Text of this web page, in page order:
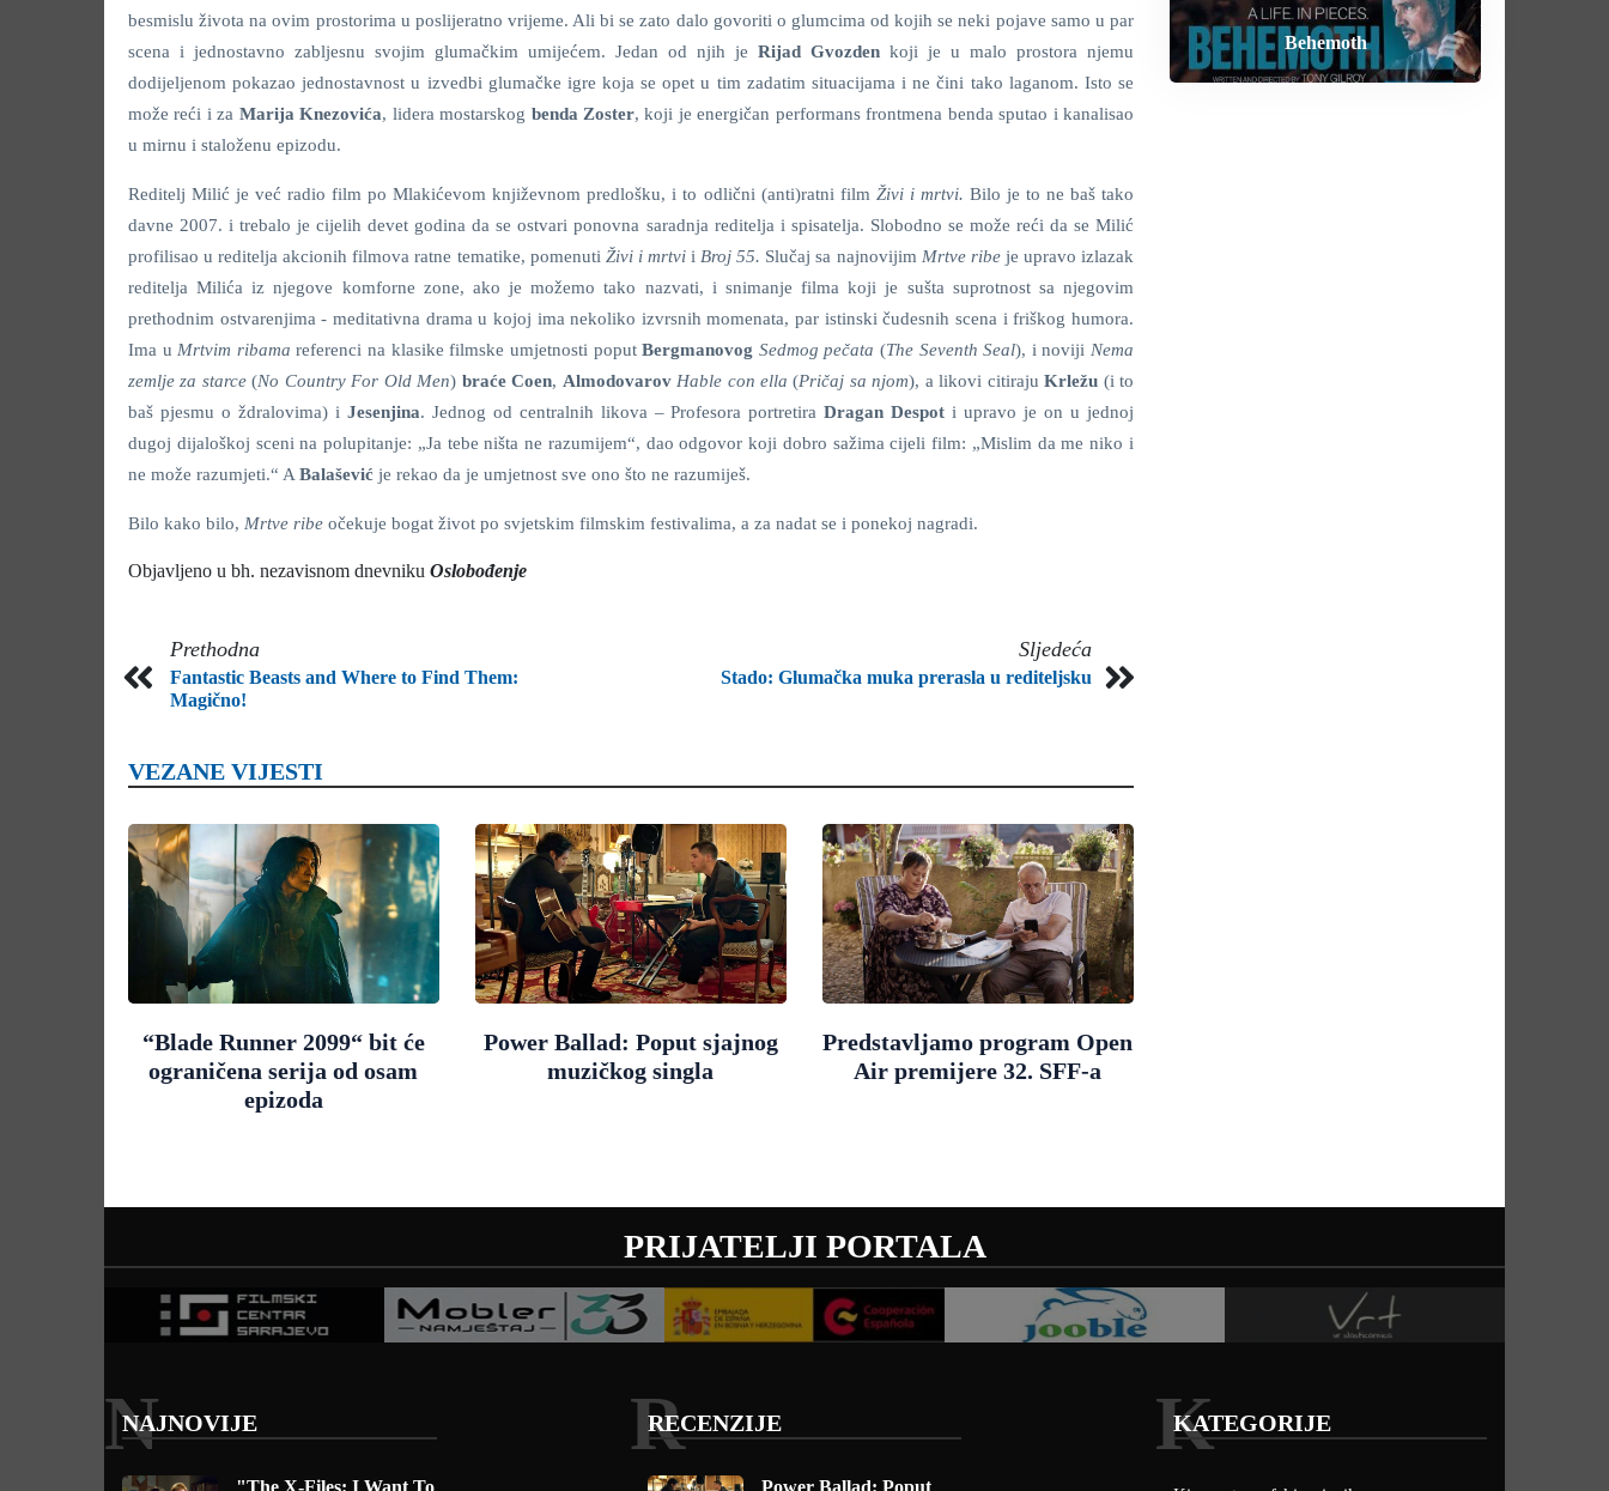
besmislu života na ovim prostorima u poslijeratno vrijeme. Ali bi se zato dalo govoriti o glumcima od kojih se neki pojave samo u par
scena i jednostavno zabljesnu svojim glumačkim umijećem. Jedan od njih je Rijad Gvozden koji je u malo prostora njemu
dodijeljenom pokazao jednostavnost u izvedbi glumačke igre koja se opet u tim zadatim situacijama i ne čini tako laganom. Isto se
može reći i za Marija Knezovića, lidera mostarskog benda Zoster, koji je energičan performans frontmena benda sputao i kanalisao
u mirnu i staloženu epizodu.
Reditelj Milić je već radio film po Mlakićevom književnom predlošku, i to odlični (anti)ratni film Živi i mrtvi. Bilo je to ne baš tako
davne 2007. i trebalo je cijelih devet godina da se ostvari ponovna saradnja reditelja i spisatelja. Slobodno se može reći da se Milić
profilisao u reditelja akcionih filmova ratne tematike, pomenuti Živi i mrtvii Broj 55. Slučaj sa najnovijim Mrtve ribe je upravo izlazak
reditelja Milića iz njegove komforne zone, ako je možemo tako nazvati, i snimanje filma koji je sušta suprotnost sa njegovim
prethodnim ostvarenjima - meditativna drama u kojoj ima nekoliko izvrsnih momenata, par istinski čudesnih scena i friškog humora.
Ima u Mrtvim ribama referenci na klasike filmske umjetnosti poputBergmanovog Sedmog pečata (The Seventh Seal), i noviji Nema
zemlje za starce(No Country For Old Men) braće Coen, Almodovarov Hable con ella (Pričaj sa njom), a likovi citirajuKrležu (i to
baš pjesmu o ždralovima) i Jesenjina. Jednog od centralnih likova – Profesora portretiraDragan Despot i upravo je on u jednoj
dugoj dijaloškoj sceni na polupitanje: „Ja tebe ništa ne razumijem“, dao odgovor koji dobro sažima cijeli film: „Mislim da me niko i
ne može razumjeti.“ A Balašević je rekao da je umjetnost sve ono što ne razumiješ.
Bilo kako bilo, Mrtve ribe očekuje bogat život po svjetskim filmskim festivalima, a za nadat se i ponekoj nagradi.
Objavljeno u bh. nezavisnom dnevniku Oslobođenje
Prethodna
Fantastic Beasts and Where to Find Them:
Magično!
Sljedeća
Stado: Glumačka muka prerasla u rediteljsku
VEZANE VIJESTI
“Blade Runner 2099“ bit će
ograničena serija od osam
epizoda
Power Ballad: Poput sjajnog
muzičkog singla
Predstavljamo program Open
Air premijere 32. SFF-a
Heart of the Beast
Behemoth
How To Rob A Bank
By Any Means
PRIJATELJI PORTALA
NAJNOVIJE
N
"The X-Files: I Want To
RECENZIJE
R
Power Ballad: Poput
KATEGORIJE
K